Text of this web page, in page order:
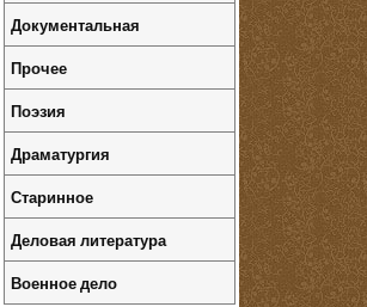
Документальная
Прочее
Поэзия
Драматургия
Старинное
Деловая литература
Военное дело